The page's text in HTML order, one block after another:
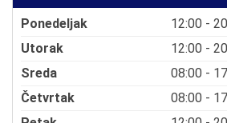
Ponedeljak
12:00 -
Utorak
12:00 -
Sreda
08:00 -
Četvrtak
08:00 -